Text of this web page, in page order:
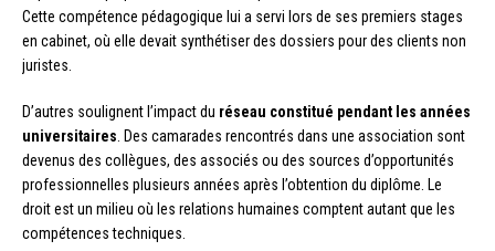
Cette compétence pédagogique lui a servi lors de ses premiers stages
en cabinet, où elle devait synthétiser des dossiers pour des clients non
juristes.
D’autres soulignent l’impact du réseau constitué pendant les années
universitaires . Des camarades rencontrés dans une association sont
devenus des collègues, des associés ou des sources d’opportunités
professionnelles plusieurs années après l’obtention du diplôme. Le
droit est un milieu où les relations humaines comptent autant que les
compétences techniques.